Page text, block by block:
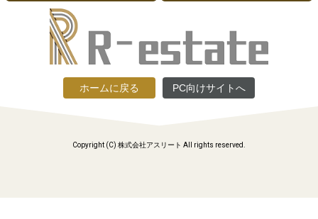
ホームに戻る PC向けサイトへ
Copyright (C) 株式会社アスリート All rights reserved.